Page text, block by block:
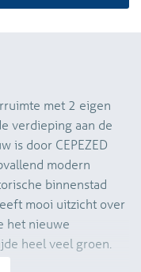
met 2 eigen
verdieping aan de
is door CEPEZED
modern
binnenstad
mooi uitzicht over
het nieuwe
heel veel groen.